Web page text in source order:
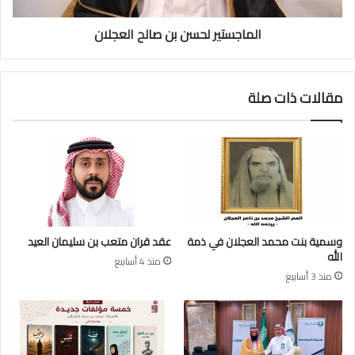
ي
ف
ب
م
ا
ف
ك
ر
ي
م
ت
ر
س
ب
ن
ج
ل
ا
ن
الماجستير لحسن بن صالح العجلان
مقالات ذات صلة
وسمية بنت محمد العجلان في ذمة
الله
منذ 3 أسابيع
عقد قران متعب بن سليمان العيد
منذ 4 أسابيع